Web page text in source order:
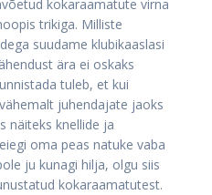
kokaraamatute virna
trikiga. Milliste
suudame klubikaaslasi
ära ei oskaks
tuleb, et kui
juhendajate jaoks
näiteks knellide ja
oma peas natuke vaba
ju kunagi hilja, olgu siis
kokaraamatutest.